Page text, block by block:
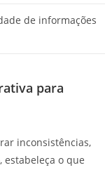
de informações
para
inconsistências,
estabeleça o que